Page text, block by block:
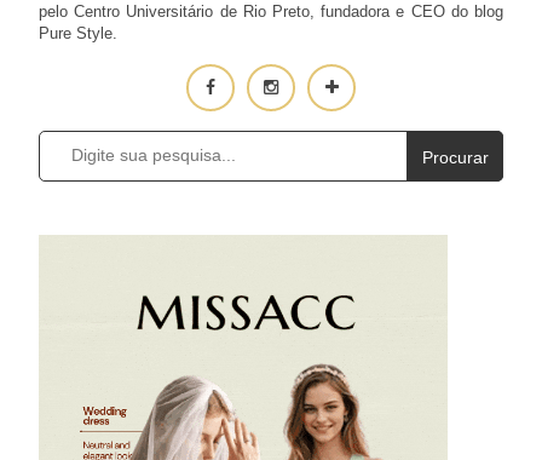
pelo Centro Universitário de Rio Preto, fundadora e CEO do blog
Pure Style.
Procurar